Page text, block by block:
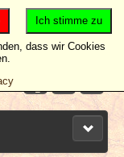
Ich stimme zu
dass wir Cookies